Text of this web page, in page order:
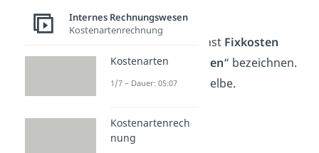
variable Kosten.
Du kannst Fixkosten
auch als „fixe Kosten“ bezeichnen.
Das bedeutet dasselbe.
Internes Rechnungswesen
Kostenartenrechnung
Kostenarten
1/7 – Dauer: 05:07
Kostenartenrech
nung